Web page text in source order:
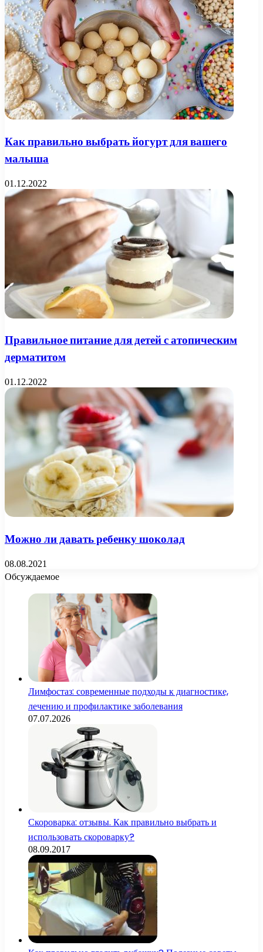
Как правильно выбрать йогурт для вашего
малыша
01.12.2022
Правильное питание для детей с атопическим
дерматитом
01.12.2022
Можно ли давать ребенку шоколад
08.08.2021
Обсуждаемое
Лимфостаз: современные подходы к диагностике,
лечению и профилактике заболевания
07.07.2026
Скороварка: отзывы. Как правильно выбрать и
использовать скороварку?
08.09.2017